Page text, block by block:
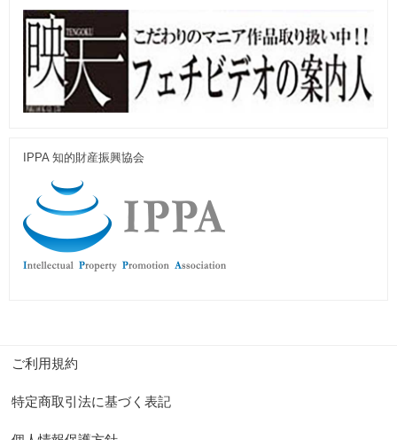
IPPA 知的財産振興協会
ご利用規約
特定商取引法に基づく表記